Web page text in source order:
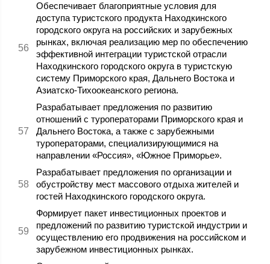
Обеспечивает благоприятные условия для
доступа туристского продукта Находкинского
городского округа на российских и зарубежных
рынках, включая реализацию мер по обеспечению
эффективной интеграции туристской отрасли
Находкинского городского округа в туристскую
систему Приморского края, Дальнего Востока и
Азиатско-Тихоокеанского региона.
Разрабатывает предложения по развитию
отношений с туроператорами Приморского края и
Дальнего Востока, а также с зарубежными
туроператорами, специализирующимися на
направлении «Россия», «Южное Приморье».
Разрабатывает предложения по организации и
обустройству мест массового отдыха жителей и
гостей Находкинского городского округа.
Формирует пакет инвестиционных проектов и
предложений по развитию туристской индустрии и
осуществлению его продвижения на российском и
зарубежном инвестиционных рынках.